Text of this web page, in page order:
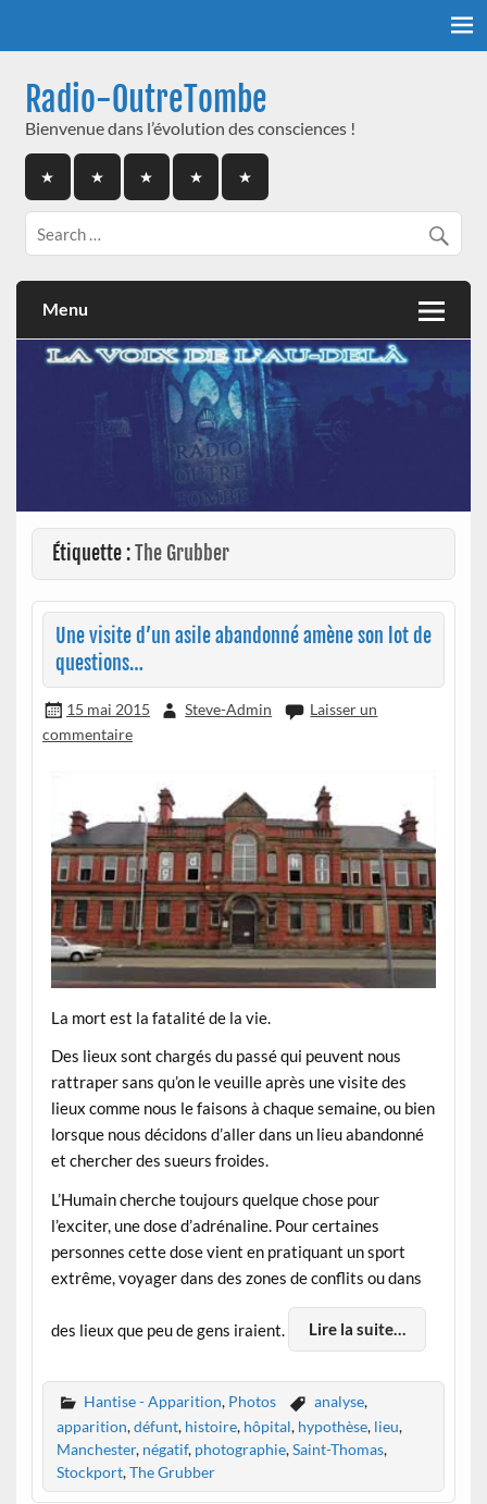
Radio-OutreTombe
Bienvenue dans l’évolution des consciences !
Menu
Étiquette :The Grubber
Une visite d’un asile abandonné amène son lot de
questions…
15 mai 2015 Steve-Admin
Laisser un
commentaire
La mort est la fatalité de la vie.
Des lieux sont chargés du passé qui peuvent nous
rattraper sans qu’on le veuille après une visite des
lieux comme nous le faisons à chaque semaine, ou bien
lorsque nous décidons d’aller dans un lieu abandonné
et chercher des sueurs froides.
L’Humain cherche toujours quelque chose pour
l’exciter, une dose d’adrénaline. Pour certaines
personnes cette dose vient en pratiquant un sport
extrême, voyager dans des zones de conflits ou dans
des lieux que peu de gens iraient. Lire la suite…
Hantise - Apparition, Photos analyse,
apparition,défunt, histoire, hôpital, hypothèse, lieu,
Manchester, négatif, photographie,Saint-Thomas,
Stockport,The Grubber